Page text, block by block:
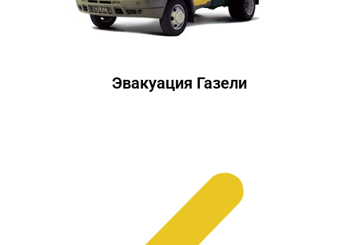
Эвакуация Газели